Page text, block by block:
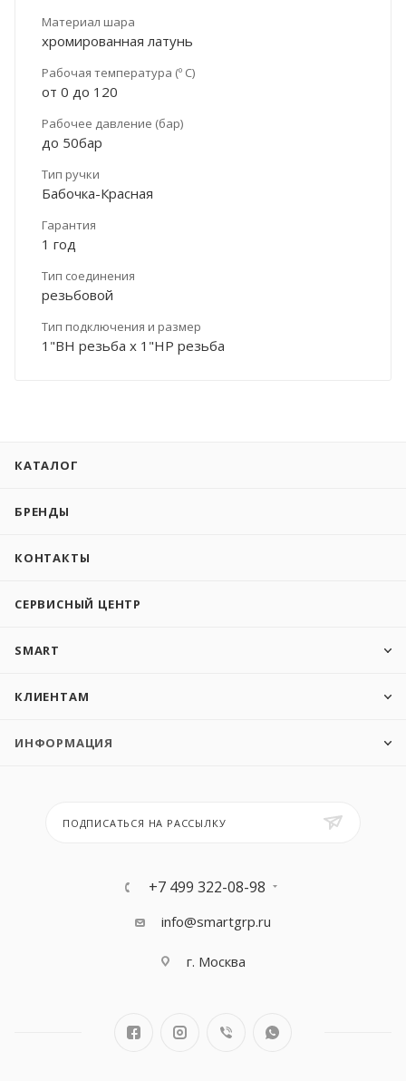
Материал шара
хромированная латунь
Рабочая температура (º С)
от 0 до 120
Рабочее давление (бар)
до 50бар
Тип ручки
Бабочка-Красная
Гарантия
1 год
Тип соединения
резьбовой
Тип подключения и размер
1"ВН резьба х 1"НР резьба
КАТАЛОГ
БРЕНДЫ
КОНТАКТЫ
СЕРВИСНЫЙ ЦЕНТР
SMART
КЛИЕНТАМ
ИНФОРМАЦИЯ
ПОДПИСАТЬСЯ НА РАССЫЛКУ
+7 499 322-08-98
info@smartgrp.ru
г. Москва